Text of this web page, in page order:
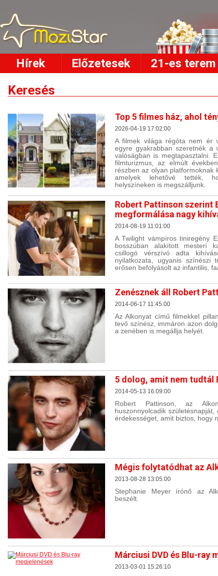
Hírek Előzetesek 21-es terem
Keresés
Top 5 filmes ház, ahol
2026-04-19 17:02:00
A filmek világa régóta nem ér
egyre gyakrabban szeretnék a
valóságban is megtapasztalni.
filmturizmus, az elmúlt
részben az olyan platformoknak
amelyek lehetővé tették,
helyszíneken is megszálljunk.
Robert Pattinson szerint
megformálása nagy
2014-08-19 11:01:00
A Twilight vámpíros tiniregény
bosszúban alakított mesteri
csillogó vérszívó adta
nyilatkozata, ugyanis színészi
erősen befolyásolt az infantilis,
Zenésznek áll Robert
2014-06-17 11:45:00
Az Alkonyat című filmekkel
tevő színész, immáron azon
a zenében is megállja helyét.
5 dolog, amit nem tudtál
2014-05-13 16:09:00
Robert Pattinson, az
huszonnyolcadik
érdekességet, amit biztos, hogy
Mégis folytatódhat az
2013-08-28 13:05:00
Stephanie Meyer írónő az
beszélt.
Márciusi DVD és Blu-ray
2013-03-01 15:26:10